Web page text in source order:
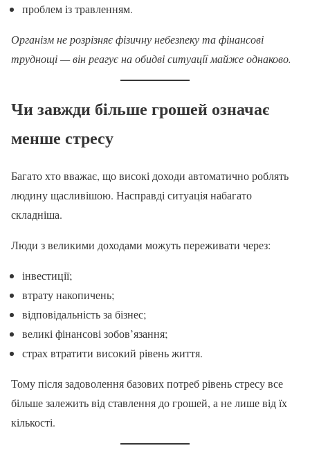
проблем із травленням.
Організм не розрізняє фізичну небезпеку та фінансові
труднощі — він реагує на обидві ситуації майже однаково.
Чи завжди більше грошей означає
менше стресу
Багато хто вважає, що високі доходи автоматично роблять
людину щасливішою. Насправді ситуація набагато
складніша.
Люди з великими доходами можуть переживати через:
інвестиції;
втрату накопичень;
відповідальність за бізнес;
великі фінансові зобов’язання;
страх втратити високий рівень життя.
Тому після задоволення базових потреб рівень стресу все
більше залежить від ставлення до грошей, а не лише від їх
кількості.